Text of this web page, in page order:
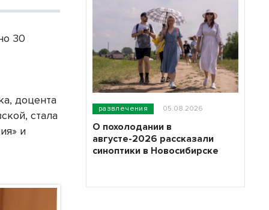
30
доцента
стала
и
развлечения 05.08.2026
О похолодании в
августе-2026 рассказали
синоптики в Новосибирске